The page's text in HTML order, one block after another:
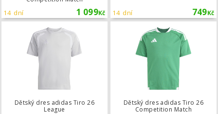
1 099Kč
14 dní 749Kč
14 dní
Dětský dres adidas Tiro 26
League
Dětský dres adidas Tiro 26
Competition Match